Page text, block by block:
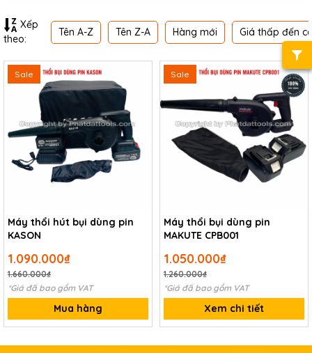
Xếp
theo:
Tên A-Z Tên Z-A Hàng mới Giá thấp đến
Sale
Máy thổi hút bụi dùng pin
KASON
1.090.000₫
1.660.000₫
*Giá đã bao gồm VAT
Mua hàng
Sale
Máy thổi bụi dùng pin
MAKUTE CPB001
1.050.000₫
1.260.000₫
*Giá đã bao gồm VAT
Xem chi tiết